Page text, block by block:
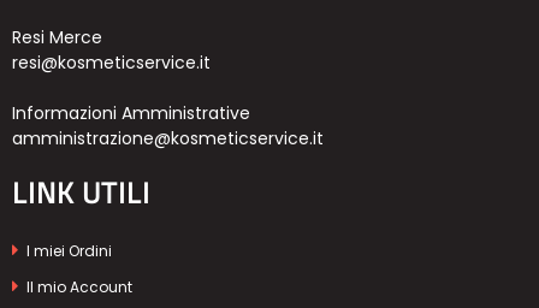
Resi Merce
resi@kosmeticservice.it
Informazioni Amministrative
amministrazione@kosmeticservice.it
LINK UTILI
I miei Ordini
Il mio Account